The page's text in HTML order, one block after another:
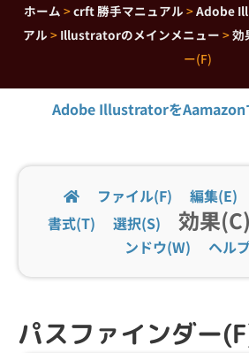
ホーム >crft 勝手マニュアル >Adobe
アル > Illustratorのメインメニュー >効
ー(F)
Adobe IllustratorをAamazon
ファイル(F) 編集(E)
書式(T)
選択(S) 効果(C)
ンドウ(W)
ヘル
パスファインダー